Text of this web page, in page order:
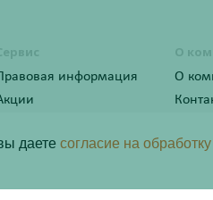
информация
О
О
даете согласие на